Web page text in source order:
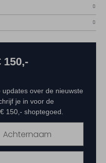
150,-
over de nieuwste
je in voor de
150,- shoptegoed.